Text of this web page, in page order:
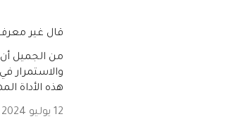
‏قال غير
من الجميل أن
والاستمرار
هذه الأداة
12 يوليو 2024 في 12:02 م